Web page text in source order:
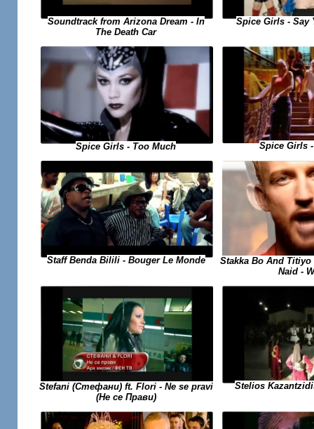
Soundtrack from Arizona Dream - In
The Death Car
Spice Girls - Say
Spice Girls - Too Much Spice Girls
Staff Benda Bilili - Bouger Le Monde
Stakka Bo And
Naid -
Stefani (Стефани) ft. Flori - Ne se pravi
(Не се Прави)
Stelios